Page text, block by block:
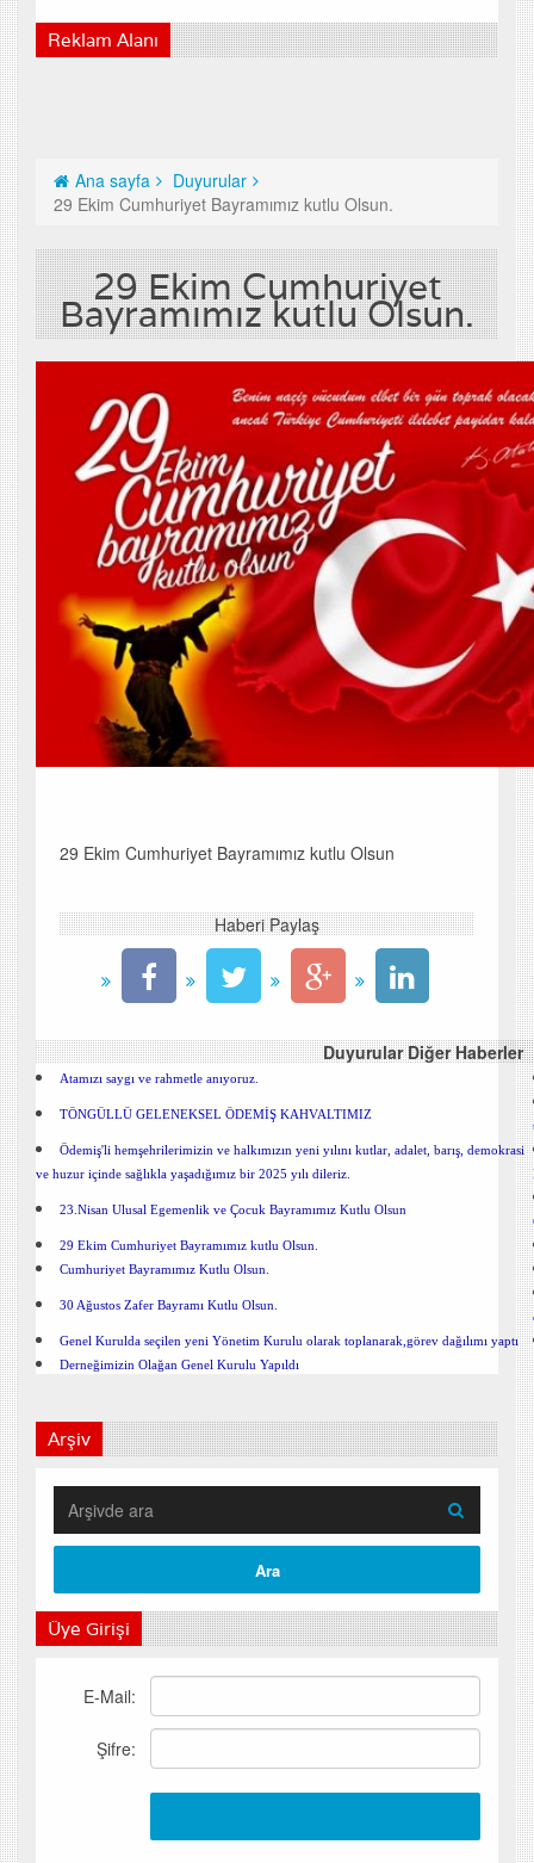
Reklam Alanı
Ana sayfa
Duyurular
29 Ekim Cumhuriyet Bayramımız kutlu Olsun.
29 Ekim Cumhuriyet
Bayramımız kutlu Olsun.
29 Ekim Cumhuriyet Bayramımız kutlu Olsun
Haberi Paylaş
Duyurular Diğer Haberler
Atamızı saygı ve rahmetle anıyoruz.
TÖNGÜLLÜ GELENEKSEL ÖDEMİŞ KAHVALTIMIZ
Ödemiş'li hemşehrilerimizin ve halkımızın yeni yılını kutlar, adalet, barış, demokrasi
ve huzur içinde sağlıkla yaşadığımız bir 2025 yılı dileriz.
23.Nisan Ulusal Egemenlik ve Çocuk Bayramımız Kutlu Olsun
29 Ekim Cumhuriyet Bayramımız kutlu Olsun.
Cumhuriyet Bayramımız Kutlu Olsun.
30 Ağustos Zafer Bayramı Kutlu Olsun.
Genel Kurulda seçilen yeni Yönetim Kurulu olarak toplanarak,görev dağılımı yaptı
Derneğimizin Olağan Genel Kurulu Yapıldı
Arşiv
Üye Girişi
E-Mail:
Şifre: